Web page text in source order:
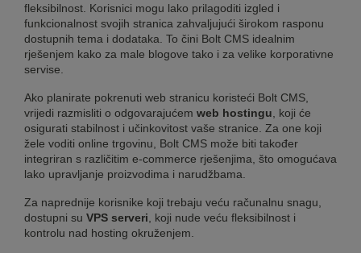
fleksibilnost. Korisnici mogu lako prilagoditi izgled i
funkcionalnost svojih stranica zahvaljujući širokom rasponu
dostupnih tema i dodataka. To čini Bolt CMS idealnim
rješenjem kako za male blogove tako i za velike korporativne
servise.
Ako planirate pokrenuti web stranicu koristeći Bolt CMS,
vrijedi razmisliti o odgovarajućem web hostingu , koji će
osigurati stabilnost i učinkovitost vaše stranice. Za one koji
žele voditi online trgovinu, Bolt CMS može biti također
integriran s različitim e-commerce rješenjima, što omogućava
lako upravljanje proizvodima i narudžbama.
Za naprednije korisnike koji trebaju veću računalnu snagu,
dostupni su VPS serveri , koji nude veću fleksibilnost i
kontrolu nad hosting okruženjem.